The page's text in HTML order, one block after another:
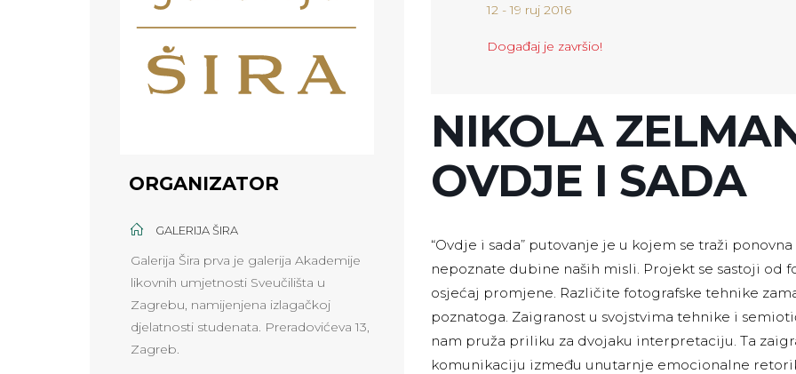
ORGANIZATOR
GALERIJA ŠIRA
Galerija Šira prva je galerija Akademije
likovnih umjetnosti Sveučilišta u
Zagrebu, namijenjena izlagačkoj
djelatnosti studenata. Preradovićeva 13,
Zagreb.
12 - 19 ruj 2016
Događaj je završio!
NIKOLA
OVDJE I SADA
“Ovdje i sada” putovanje je u kojem se traži
nepoznate dubine naših misli. Projekt se sastoji od
osjećaj promjene. Različite fotografske tehnike
poznatoga. Zaigranost u svojstvima tehnike i
nam pruža priliku za dvojaku interpretaciju. Ta
komunikaciju između unutarnje emocionalne